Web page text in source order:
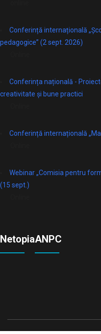
Conferință internațională
pedagogice” (2 sept. 2026)
Conferința națională -
creativitate și bune practici
Conferință internațională
Webinar „Comisia pentru
(15 sept.)
NetopiaANPC